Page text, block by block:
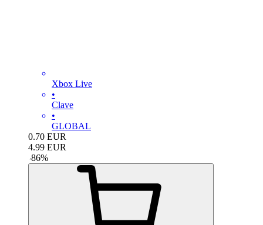
Xbox Live
•
Clave
•
GLOBAL
0.70 EUR
4.99 EUR
-86%